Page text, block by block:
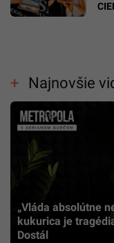
Najnovšie
„Vláda absolútne
kukurica je
Dostál